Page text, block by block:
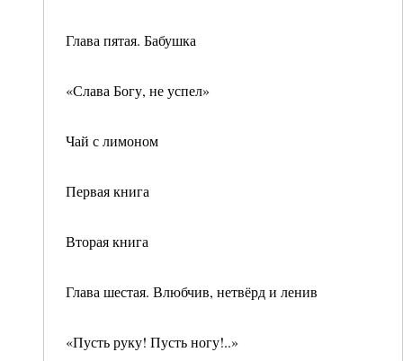
Глава пятая. Бабушка
«Слава Богу, не успел»
Чай с лимоном
Первая книга
Вторая книга
Глава шестая. Влюбчив, нетвёрд и ленив
«Пусть руку! Пусть ногу!..»